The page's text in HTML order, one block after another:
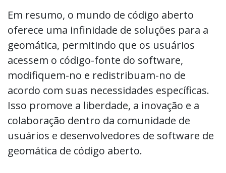
Em resumo, o mundo de código aberto
oferece uma infinidade de soluções para a
geomática, permitindo que os usuários
acessem o código-fonte do software,
modifiquem-no e redistribuam-no de
acordo com suas necessidades específicas.
Isso promove a liberdade, a inovação e a
colaboração dentro da comunidade de
usuários e desenvolvedores de software de
geomática de código aberto.